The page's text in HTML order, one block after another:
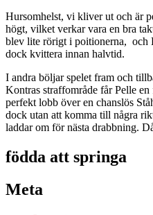
Hursomhelst, vi kliver ut och är
högt, vilket verkar vara en bra
blev lite rörigt i poitionerna, och
dock kvittera innan halvtid.
I andra böljar spelet fram och
Kontras straffområde får Pelle
perfekt lobb över en chanslös
dock utan att komma till några
laddar om för nästa drabbning.
födda att springa
Meta